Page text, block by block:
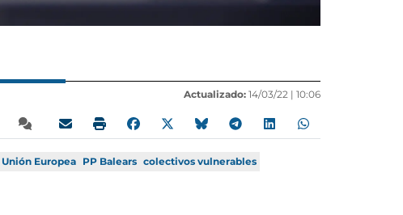
Actualizado: 14/03/22 | 10:06
Unión Europea PP Balears colectivos vulnerables